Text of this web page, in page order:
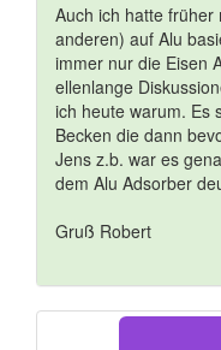
Auch ich hatte
anderen) auf Alu
immer nur die Eisen
ellenlange
ich heute warum. Es
Becken die dann
Jens z.b. war es
dem Alu Adsorber
Gruß Robert